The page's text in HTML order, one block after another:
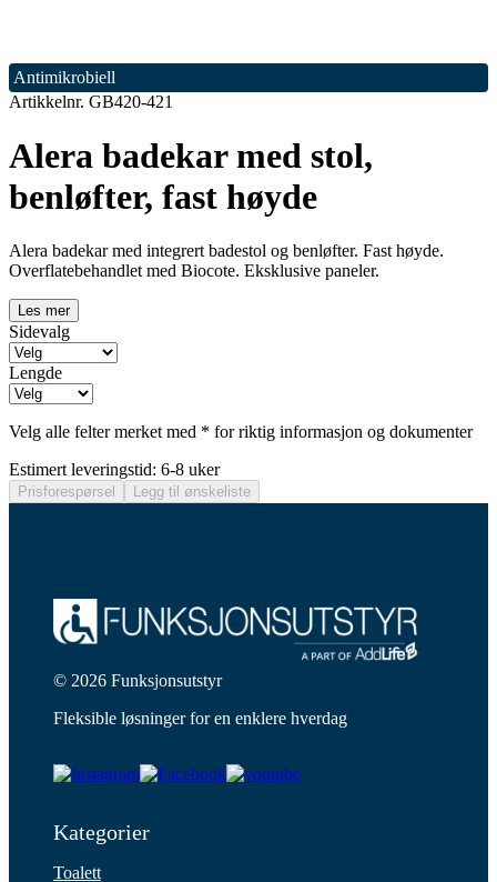
Antimikrobiell
Artikkelnr. GB420-421
Alera badekar med stol,
benløfter, fast høyde
Alera badekar med integrert badestol og benløfter. Fast høyde.
Overflatebehandlet med Biocote. Eksklusive paneler.
Les mer
Sidevalg
Lengde
Velg alle felter merket med * for riktig informasjon og dokumenter
Estimert leveringstid: 6-8 uker
Prisforespørsel Legg til ønskeliste
© 2026 Funksjonsutstyr
Fleksible løsninger for en enklere hverdag
Kategorier
Toalett